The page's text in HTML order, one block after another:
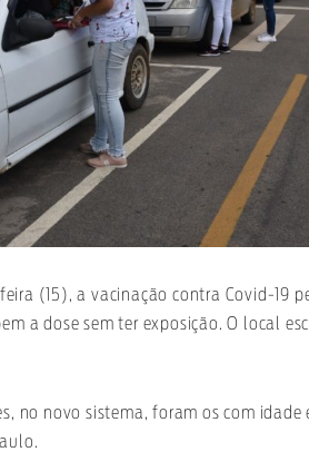
(15), a vacinação contra Covid-19
a dose sem ter exposição. O local
no novo sistema, foram os com idade